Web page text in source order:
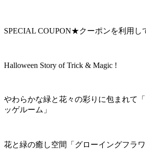
SPECIAL COUPON★クーポンを利用し
Halloween Story of Trick & Magic !
やわらかな緑と花々の彩りに包まれて
ッゲルーム」
花と緑の癒し空間「グローイングフラワ